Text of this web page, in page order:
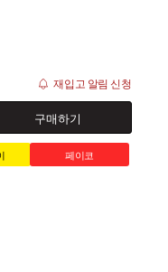
재입고 알림 신청
구매하기